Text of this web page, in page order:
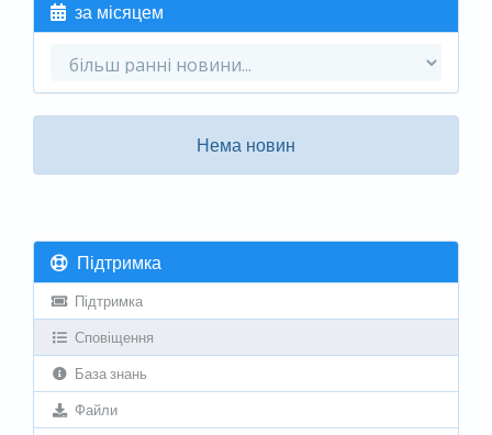
за місяцем
Нема новин
Підтримка
Підтримка
Сповіщення
База знань
Файли